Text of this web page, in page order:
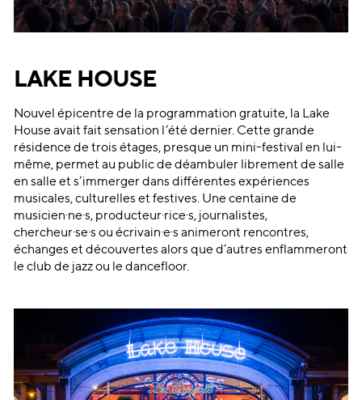
LAKE HOUSE
Nouvel épicentre de la programmation gratuite, la Lake
House avait fait sensation l’été dernier. Cette grande
résidence de trois étages, presque un mini-festival en lui-
même, permet au public de déambuler librement de salle
en salle et s’immerger dans différentes expériences
musicales, culturelles et festives. Une centaine de
musicien·ne·s, producteur·rice·s, journalistes,
chercheur·se·s ou écrivain·e·s animeront rencontres,
échanges et découvertes alors que d’autres enflammeront
le club de jazz ou le dancefloor.